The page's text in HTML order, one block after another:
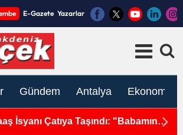
E-Gazete Yazarlar
Gündem Antalya Ekonomi
İsyanı Çatıya Taşındı: "Babamın